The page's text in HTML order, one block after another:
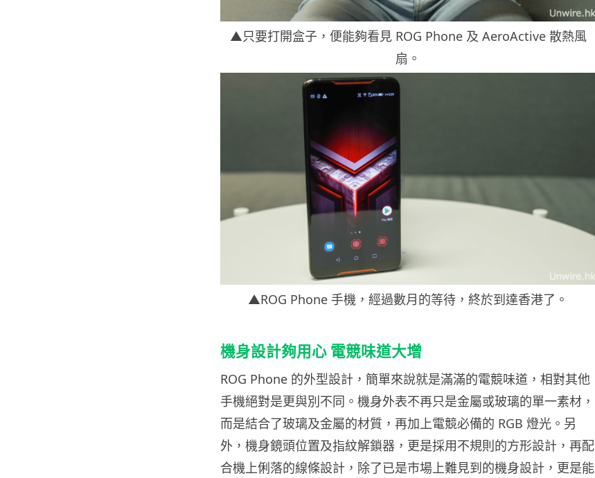
▲只要打開盒子，便能夠看見 ROG Phone 及 AeroActive 散熱風
扇。
▲ROG Phone 手機，經過數月的等待，終於到達香港了。
機身設計夠用心 電競味道大增
ROG Phone 的外型設計，簡單來說就是滿滿的電競味道，相對其他
手機絕對是更與別不同。機身外表不再只是金屬或玻璃的單一素材，
而是結合了玻璃及金屬的材質，再加上電競必備的 RGB 燈光。另
外，機身鏡頭位置及指紋解鎖器，更是採用不規則的方形設計，再配
合機上俐落的線條設計，除了已是市場上難見到的機身設計，更是能